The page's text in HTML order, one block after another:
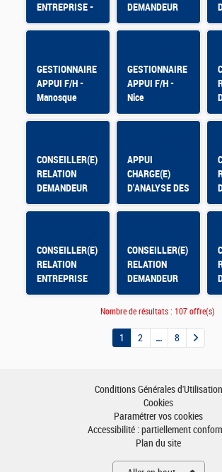
ENTREPRISE -
CHATEAUDUN -
DEMANDEUR
D'EMPLOI -
GESTIONNAIRE
APPUI F/H -
Manosque
GESTIONNAIRE
APPUI F/H -
Nice
CONSEILLER(E)
RELATION
DEMANDEUR
D'EMPLOI
APPUI
CHARGE(E)
D'ANALYSE DES
DONNEES DE
APPRENTISSAGE
CONSEILLER(E)
RELATION
ENTREPRISE
CONSEILLER(E)
RELATION
DEMANDEUR
D'EMPLOI
Nombre de résultats : 107 offre(s)
1 2 8
Conditions Générales d'Utilisation
Cookies
Paramétrer vos cookies
Accessibilité : partiellement
Plan du site